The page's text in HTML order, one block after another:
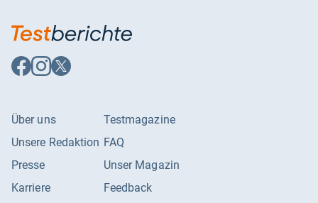
Auf
Facebook
Auf
Instagram
Auf
X
Über uns
Unsere Redaktion
Presse
Karriere
Testmagazine
FAQ
Unser Magazin
Feedback